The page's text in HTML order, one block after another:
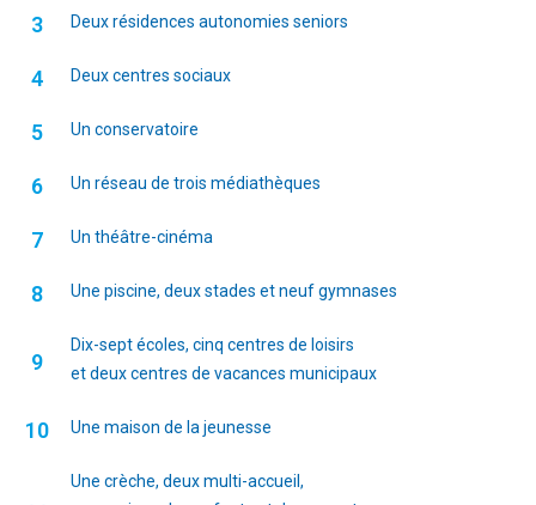
3 Deux résidences autonomies seniors
4 Deux centres sociaux
5 Un conservatoire
6 Un réseau de trois médiathèques
7 Un théâtre-cinéma
8 Une piscine, deux stades et neuf gymnases
9
Dix-sept écoles, cinq centres de loisirs
et deux centres de vacances municipaux
10 Une maison de la jeunesse
Une crèche, deux multi-accueil,